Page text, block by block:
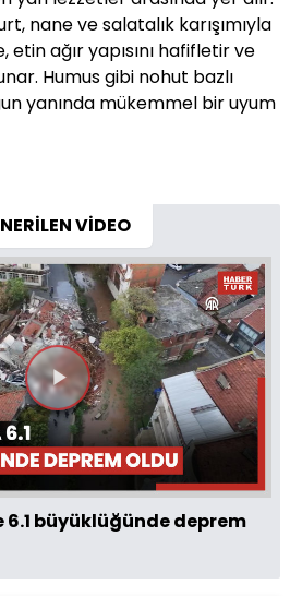
nane ve salatalık karışımıyla
etin ağır yapısını hafifletir ve
Humus gibi nohut bazlı
yanında mükemmel bir uyum
VİDEO
Videoyu
Oynat
6.1 büyüklüğünde deprem